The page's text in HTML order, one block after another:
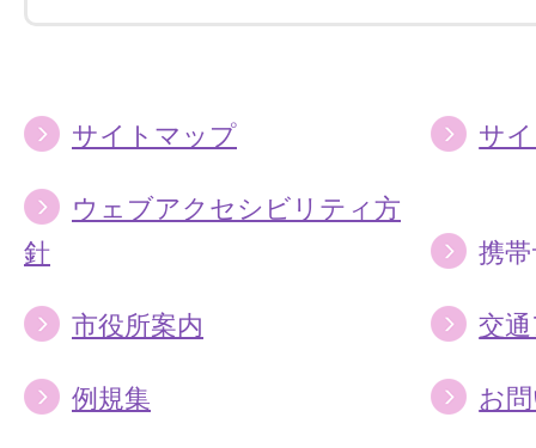
サイトマップ サ
ウェブアクセシビリティ方
針
携
市役所案内 交
例規集 お